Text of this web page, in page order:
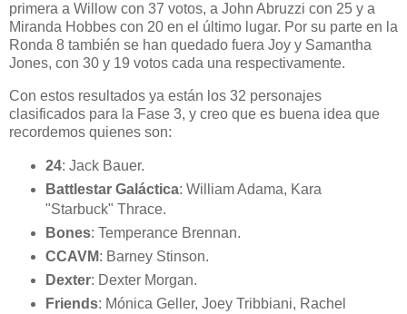
primera a Willow con 37 votos, a John Abruzzi con 25 y a
Miranda Hobbes con 20 en el último lugar. Por su parte en la
Ronda 8 también se han quedado fuera Joy y Samantha
Jones, con 30 y 19 votos cada una respectivamente.
Con estos resultados ya están los 32 personajes
clasificados para la Fase 3, y creo que es buena idea que
recordemos quienes son:
24: Jack Bauer.
Battlestar Galáctica: William Adama, Kara
"Starbuck" Thrace.
Bones: Temperance Brennan.
CCAVM: Barney Stinson.
Dexter: Dexter Morgan.
Friends: Mónica Geller, Joey Tribbiani, Rachel